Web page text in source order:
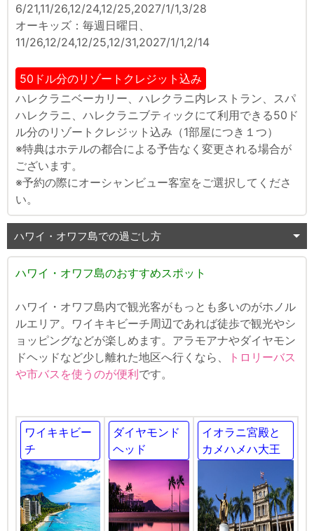
6/21,11/26,12/24,12/25,2027/1/1,3/28
オーキッズ：毎週日曜日、
11/26,12/24,12/25,12/31,2027/1/1,2/14
50ドル分のリゾートクレジット込み
ハレクラニベーカリー、ハレクラニ内レストラン、スパ
ハレクラニ、ハレクラニブティックにて利用できる50ド
ル分のリゾートクレジット込み（1部屋につき１つ）
※特典はホテルの都合による予告なく変更される場合が
ございます。
※予約の際にオーシャンビュー客室をご選択してくださ
い。
ハワイ・オワフ島での過ごし方
ハワイ・オワフ島のおすすめスポット
ハワイ・オワフ島内で観光客がもっとも多いのがホノル
ルエリア。ワイキキビーチ周辺であれば徒歩で観光やシ
ョッピングなどが楽しめます。アラモアナやダイヤモン
ドヘッドなど少し離れた地区へ行くなら、
トロリーバス
や市バスを使うのが便利です。
ワイキキビー
チ
ダイヤモンド
ヘッド
イオラニ宮殿と
カメハメハ大王